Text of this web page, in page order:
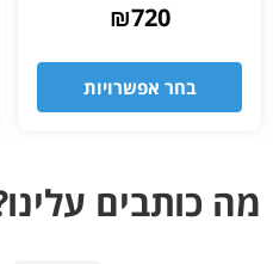
₪720
בחר אפשרויות
מה כותבים